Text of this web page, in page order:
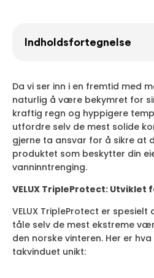
Indholdsfortegnelse
Da vi ser inn i en fremtid med
naturlig å være bekymret for
kraftig regn og hyppigere
utfordre selv de mest solide
gjerne ta ansvar for å sikre at
produktet som beskytter din
vanninntrenging.
VELUX TripleProtect:
VELUX TripleProtect er
tåle selv de mest ekstreme
den norske vinteren. Her er
takvinduet unikt: